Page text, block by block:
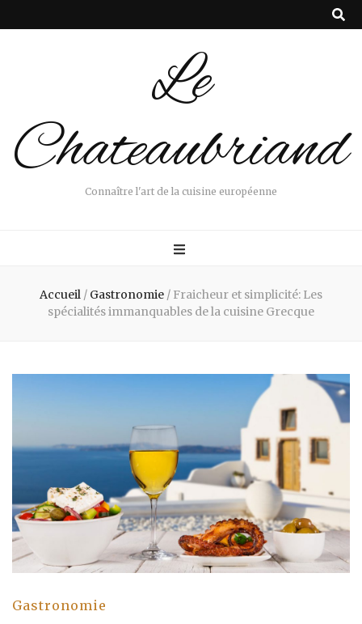
Le
Chateaubriand
Connaître l'art de la cuisine européenne
Accueil / Gastronomie / Fraicheur et simplicité: Les
spécialités immanquables de la cuisine Grecque
Gastronomie